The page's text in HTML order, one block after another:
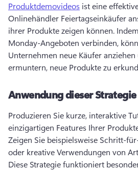
Produktdemovideos ist eine
Onlinehändler Feiertagseinkäufer
ihrer Produkte zeigen können.
Monday-Angeboten verbinden,
Unternehmen neue Käufer
ermuntern, neue Produkte zu
Anwendung dieser Strategie
Produzieren Sie kurze, interaktive
Zeigen Sie beispielsweise Schritt-
Diese Strategie funktioniert